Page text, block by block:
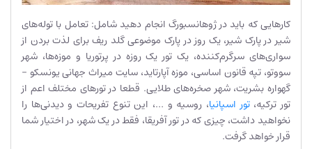
کارهایی که باید در ژوهانسبورگ انجام دهید شامل: تعامل با توله‌های
شیر در پارک شیر، یک روز در پارک موضوعی گلد ریف برای لذت بردن از
سواری‌های سرگرم‌کننده، یک تور یک روزه در پرتوریا و موزه‌ها، شهر
سووتو، تپه قانون اساسی، موزه آپارتاید، سایت میراث جهانی یونسکو –
گهواره بشریت، شهر صخره‌های طلایی. قطعا در تورهای مختلف اعم از
تور ترکیه،تور اسپانیا، روسیه و …، این تنوع تفریحات و دیدنی‌ها را
نخواهید داشت، چیزی که در تور آفریقا، فقط در یک شهر، در اختیار شما
قرار خواهد گرفت.